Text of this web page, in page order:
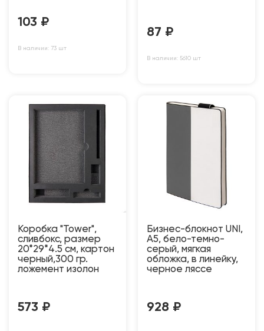
103 ₽
В наличии: 73 шт
87 ₽
В наличии: 5610 шт
Коробка "Tower",
сливбокс, размер
20*29*4.5 см, картон
черный,300 гр.
ложемент изолон
573 ₽
Бизнес-блокнот UNI,
A5, бело-темно-
серый, мягкая
обложка, в линейку,
черное ляссе
928 ₽